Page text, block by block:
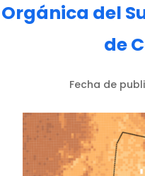
Orgánica del
de
Fecha de